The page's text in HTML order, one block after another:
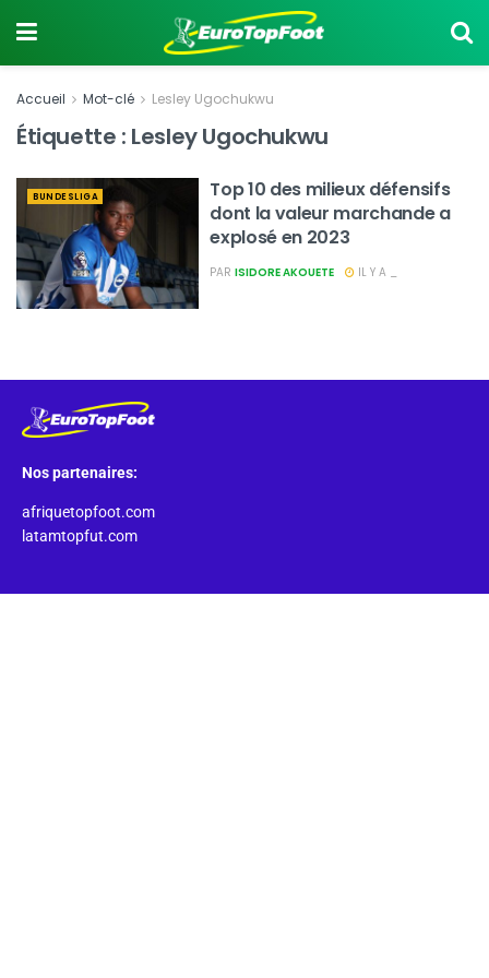
Accueil Mot-clé Lesley Ugochukwu
Étiquette : Lesley Ugochukwu
BUNDESLIGA
Top 10 des milieux défensifs
dont la valeur marchande a
explosé en 2023
PAR ISIDORE AKOUETE IL Y A _
Nos partenaires:
afriquetopfoot.com
latamtopfut.com